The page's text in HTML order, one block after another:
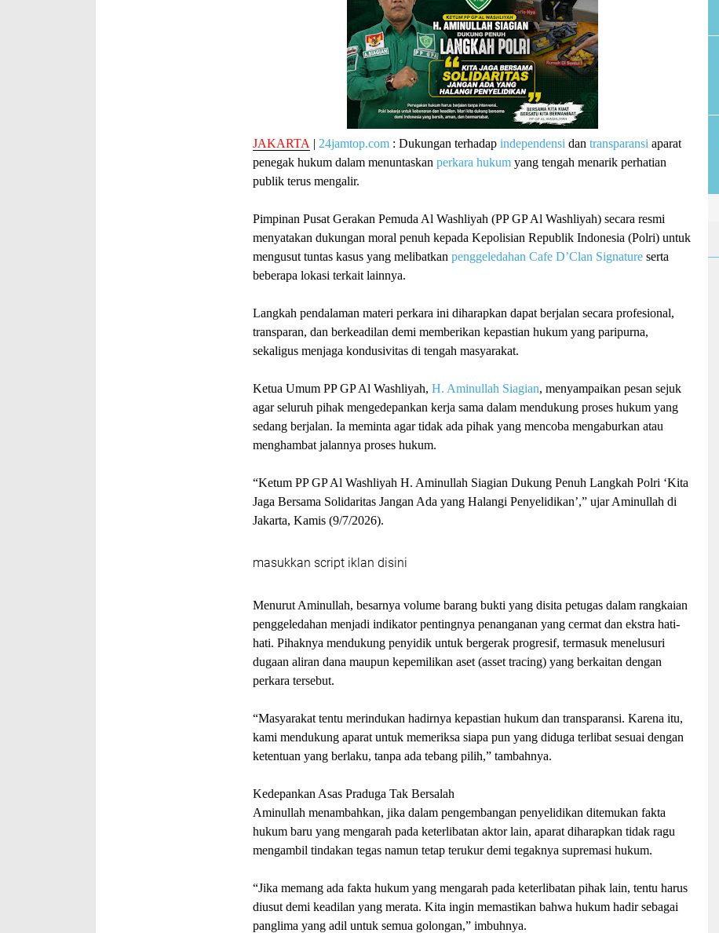
JAKARTA | 24jamtop.com : Dukungan terhadap independensi dan transparansi aparat
penegak hukum dalam menuntaskan perkara hukum yang tengah menarik perhatian
publik terus mengalir.
Pimpinan Pusat Gerakan Pemuda Al Washliyah (PP GP Al Washliyah) secara resmi
menyatakan dukungan moral penuh kepada Kepolisian Republik Indonesia (Polri) untuk
mengusut tuntas kasus yang melibatkan penggeledahan Cafe D’Clan Signature serta
beberapa lokasi terkait lainnya.
Langkah pendalaman materi perkara ini diharapkan dapat berjalan secara profesional,
transparan, dan berkeadilan demi memberikan kepastian hukum yang paripurna,
sekaligus menjaga kondusivitas di tengah masyarakat.
Ketua Umum PP GP Al Washliyah, H. Aminullah Siagian, menyampaikan pesan sejuk
agar seluruh pihak mengedepankan kerja sama dalam mendukung proses hukum yang
sedang berjalan. Ia meminta agar tidak ada pihak yang mencoba mengaburkan atau
menghambat jalannya proses hukum.
“Ketum PP GP Al Washliyah H. Aminullah Siagian Dukung Penuh Langkah Polri ‘Kita
Jaga Bersama Solidaritas Jangan Ada yang Halangi Penyelidikan’,” ujar Aminullah di
Jakarta, Kamis (9/7/2026).
masukkan script iklan disini
Menurut Aminullah, besarnya volume barang bukti yang disita petugas dalam rangkaian
penggeledahan menjadi indikator pentingnya penanganan yang cermat dan ekstra hati-
hati. Pihaknya mendukung penyidik untuk bergerak progresif, termasuk menelusuri
dugaan aliran dana maupun kepemilikan aset (asset tracing) yang berkaitan dengan
perkara tersebut.
“Masyarakat tentu merindukan hadirnya kepastian hukum dan transparansi. Karena itu,
kami mendukung aparat untuk memeriksa siapa pun yang diduga terlibat sesuai dengan
ketentuan yang berlaku, tanpa ada tebang pilih,” tambahnya.
Kedepankan Asas Praduga Tak Bersalah
Aminullah menambahkan, jika dalam pengembangan penyelidikan ditemukan fakta
hukum baru yang mengarah pada keterlibatan aktor lain, aparat diharapkan tidak ragu
mengambil tindakan tegas namun tetap terukur demi tegaknya supremasi hukum.
“Jika memang ada fakta hukum yang mengarah pada keterlibatan pihak lain, tentu harus
diusut demi keadilan yang merata. Kita ingin memastikan bahwa hukum hadir sebagai
panglima yang adil untuk semua golongan,” imbuhnya.